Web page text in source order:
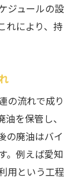
ジュールの設
れにより、持
の流れで成り
を保管し、
の廃油はバイ
。例えば愛知
用という工程